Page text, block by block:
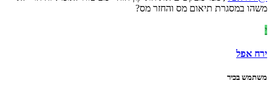
משהו במסגרת תיאום מס והחזר מס?
י
ירח אפל
משתמש בכיר